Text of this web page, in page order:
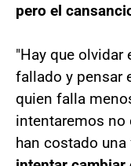
pero el
"Hay que olvidar
fallado y pensar
quien falla
intentaremos no
han costado